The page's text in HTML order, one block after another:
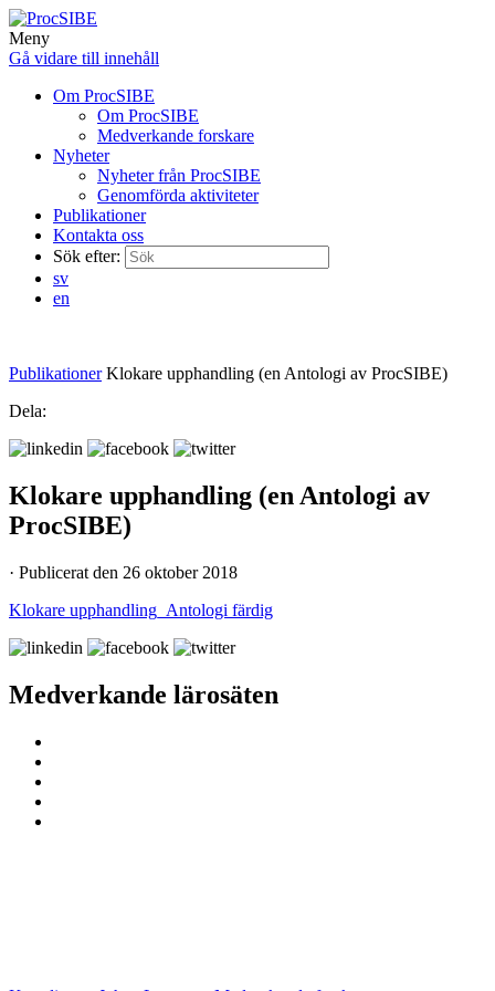
Meny
Gå vidare till innehåll
Om ProcSIBE
Om ProcSIBE
Medverkande forskare
Nyheter
Nyheter från ProcSIBE
Genomförda aktiviteter
Publikationer
Kontakta oss
Sök efter:
sv
en
Publikationer Klokare upphandling (en Antologi av ProcSIBE)
Dela:
Klokare upphandling (en Antologi av
ProcSIBE)
· Publicerat den 26 oktober 2018
Klokare upphandling_Antologi färdig
Medverkande lärosäten